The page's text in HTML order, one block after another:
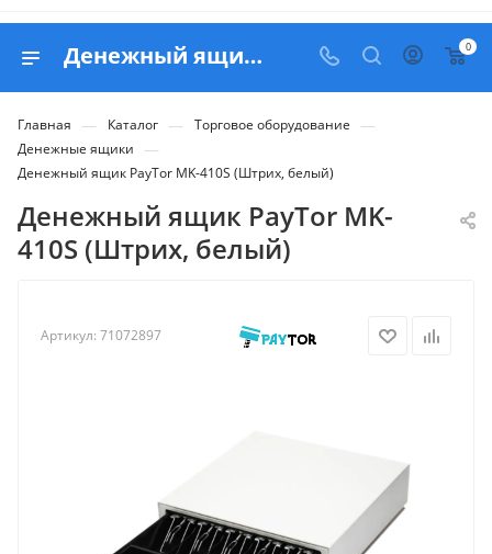
Денежный ящик PayTor MK-410S (Штрих, белый) - купить в Белапекс 0
Главная — Каталог — Торговое оборудование —
Денежные ящики —
Денежный ящик PayTor MK-410S (Штрих, белый)
Денежный ящик PayTor MK-
410S (Штрих, белый)
Артикул: 71072897